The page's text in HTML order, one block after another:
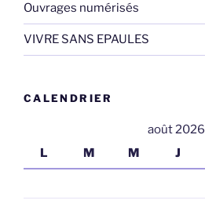
Ouvrages numérisés
VIVRE SANS EPAULES
CALENDRIER
août 2026
L
M M J